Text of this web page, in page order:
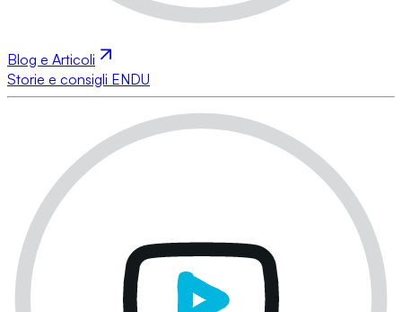
Blog e Articoli
Storie e consigli ENDU